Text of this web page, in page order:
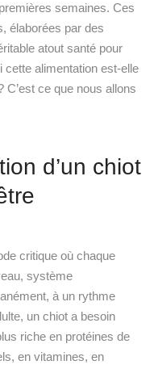
semaines. Ces
élaborées par des
atout santé pour
alimentation est-elle
C’est ce que nous allons
d’un chiot
critique où chaque
système
à un rythme
un chiot a besoin
riche en protéines de
en vitamines, en